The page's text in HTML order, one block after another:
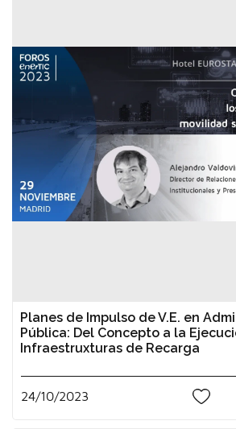
Planes de Impulso de V.E. en
Pública: Del Concepto a la
Infraestruxturas de Recarga
24/10/2023